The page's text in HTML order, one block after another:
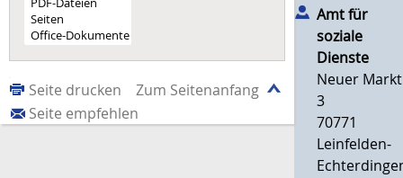
Zum Seitenanfang
Seite drucken
Seite empfehlen
Amt für
soziale
Dienste
Neuer Markt
3
70771
Leinfelden-